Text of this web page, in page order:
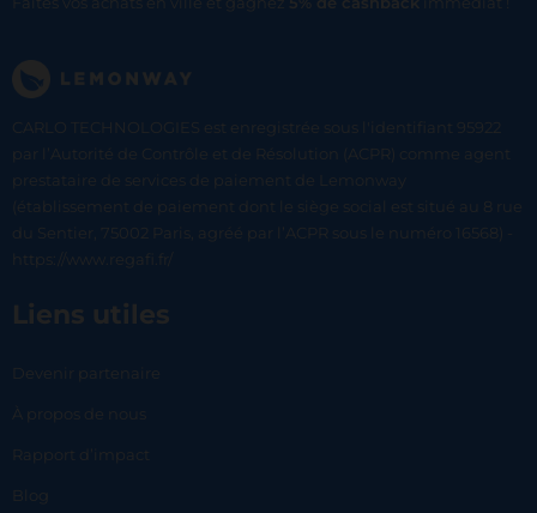
CARLO TECHNOLOGIES est enregistrée sous l'identifiant 95922
par l’Autorité de Contrôle et de Résolution (ACPR) comme agent
prestataire de services de paiement de Lemonway
(établissement de paiement dont le siège social est situé au 8 rue
du Sentier, 75002 Paris, agréé par l’ACPR sous le numéro 16568) -
https://www.regafi.fr/
Liens utiles
Devenir partenaire
À propos de nous
Rapport d’impact
Blog